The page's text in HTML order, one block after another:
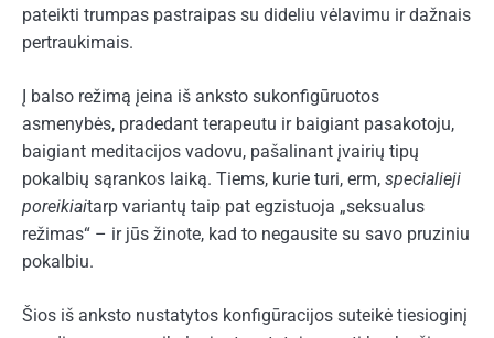
pateikti trumpas pastraipas su dideliu vėlavimu ir dažnais
pertraukimais.
Į balso režimą įeina iš anksto sukonfigūruotos
asmenybės, pradedant terapeutu ir baigiant pasakotoju,
baigiant meditacijos vadovu, pašalinant įvairių tipų
pokalbių sąrankos laiką. Tiems, kurie turi, erm, specialieji
poreikiaitarp variantų taip pat egzistuoja „seksualus
režimas“ – ir jūs žinote, kad to negausite su savo pruziniu
pokalbiu.
Šios iš anksto nustatytos konfigūracijos suteikė tiesioginį